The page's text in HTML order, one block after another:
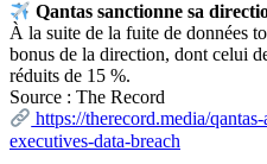
Qantas sanctionne sa
À la suite de la fuite de données
bonus de la direction, dont celui
réduits de 15 %.
Source : The Record
https://therecord.media/
executives-data-breach